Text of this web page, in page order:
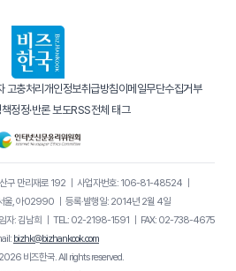
고충처리 개인정보취급방침이메일무단수집거부
정정·반론 보도RSS전체 태그
구 만리재로 192｜ 사업자번호: 106-81-48524｜
울, 아02990
등록·발행일: 2014년 2월 4일
자: 김남희 TEL: 02-2198-1591
FAX: 02-738-4675
bizhk@bizhankook.com
비즈한국. All rights reserved.